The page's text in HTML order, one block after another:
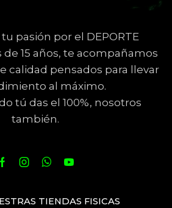
pasión por el DEPORTE
15 años, te acompañamos
calidad pensados para llevar
al máximo.
tú das el 100%, nosotros
también.
TIENDAS FISICAS